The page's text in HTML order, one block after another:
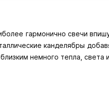
гармонично свечи
канделябры
немного тепла, света